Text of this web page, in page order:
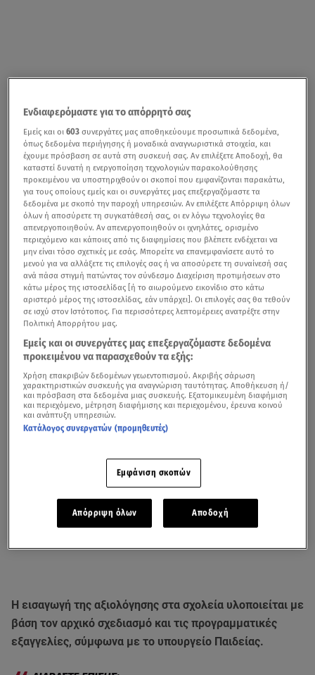
Η εισαγωγή της αξιολόγησης στα σχολεία υλοποιείται με
βάση τον αρχικό σχεδιασμό και τις προγραμματικές
εξαγγελίες, σύμφωνα με το υπουργείο Παιδείας.
Ενδιαφερόμαστε για το απόρρητό σας
Εμείς και οι603 συνεργάτες μας αποθηκεύουμε προσωπικά δεδομένα,
όπως δεδομένα περιήγησης ή μοναδικά αναγνωριστικά στοιχεία, και
έχουμε πρόσβαση σε αυτά στη συσκευή σας. Αν επιλέξετε Αποδοχή, θα
καταστεί δυνατή η ενεργοποίηση τεχνολογιών παρακολούθησης
προκειμένου να υποστηριχθούν οι σκοποί που εμφανίζονται παρακάτω,
για τους οποίους εμείς και οι συνεργάτες μας επεξεργαζόμαστε τα
δεδομένα με σκοπό την παροχή υπηρεσιών. Αν επιλέξετε Απόρριψη όλων
όλων ή αποσύρετε τη συγκατάθεσή σας, οι εν λόγω τεχνολογίες θα
απενεργοποιηθούν. Αν απενεργοποιηθούν οι ιχνηλάτες, ορισμένο
περιεχόμενο και κάποιες από τις διαφημίσεις που βλέπετε ενδέχεται να
μην είναι τόσο σχετικές με εσάς. Μπορείτε να επανεμφανίσετε αυτό το
μενού για να αλλάξετε τις επιλογές σας ή να αποσύρετε τη συναίνεσή σας
ανά πάσα στιγμή πατώντας τον σύνδεσμο Διαχείριση προτιμήσεων στο
κάτω μέρος της ιστοσελίδας [ή το αιωρούμενο εικονίδιο στο κάτω
αριστερό μέρος της ιστοσελίδας, εάν υπάρχει]. Οι επιλογές σας θα τεθούν
σε ισχύ στον Ιστότοπος. Για περισσότερες λεπτομέρειες ανατρέξτε στην
Πολιτική Απορρήτου μας.
Εμείς και οι συνεργάτες μας επεξεργαζόμαστε δεδομένα
προκειμένου να παρασχεθούν τα εξής:
Χρήση επακριβών δεδομένων γεωεντοπισμού. Ακριβής σάρωση
χαρακτηριστικών συσκευής για αναγνώριση ταυτότητας. Αποθήκευση ή/
και πρόσβαση στα δεδομένα μιας συσκευής. Εξατομικευμένη διαφήμιση
και περιεχόμενο, μέτρηση διαφήμισης και περιεχομένου, έρευνα κοινού
και ανάπτυξη υπηρεσιών.
Κατάλογος συνεργατών (προμηθευτές)
Εμφάνιση σκοπών
Απόρριψη όλων Αποδοχή